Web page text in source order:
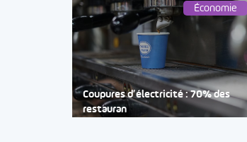
Économie
Coupures d’électricité : 70% des
restauran